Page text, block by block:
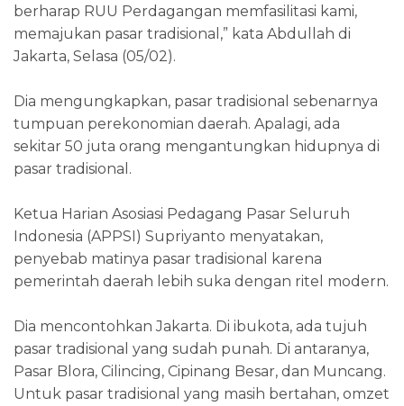
berharap RUU Perdagangan memfasilitasi kami,
memajukan pasar tradisional,” kata Abdullah di
Jakarta, Selasa (05/02).
Dia mengungkapkan, pasar tradisional sebenarnya
tumpuan perekonomian daerah. Apalagi, ada
sekitar 50 juta orang mengantungkan hidupnya di
pasar tradisional.
Ketua Harian Asosiasi Pedagang Pasar Seluruh
Indonesia (APPSI) Supriyanto menyatakan,
penyebab matinya pasar tradisional karena
pemerintah daerah lebih suka dengan ritel modern.
Dia mencontohkan Jakarta. Di ibukota, ada tujuh
pasar tradisional yang sudah punah. Di antaranya,
Pasar Blora, Cilincing, Cipinang Besar, dan Muncang.
Untuk pasar tradisional yang masih bertahan, omzet